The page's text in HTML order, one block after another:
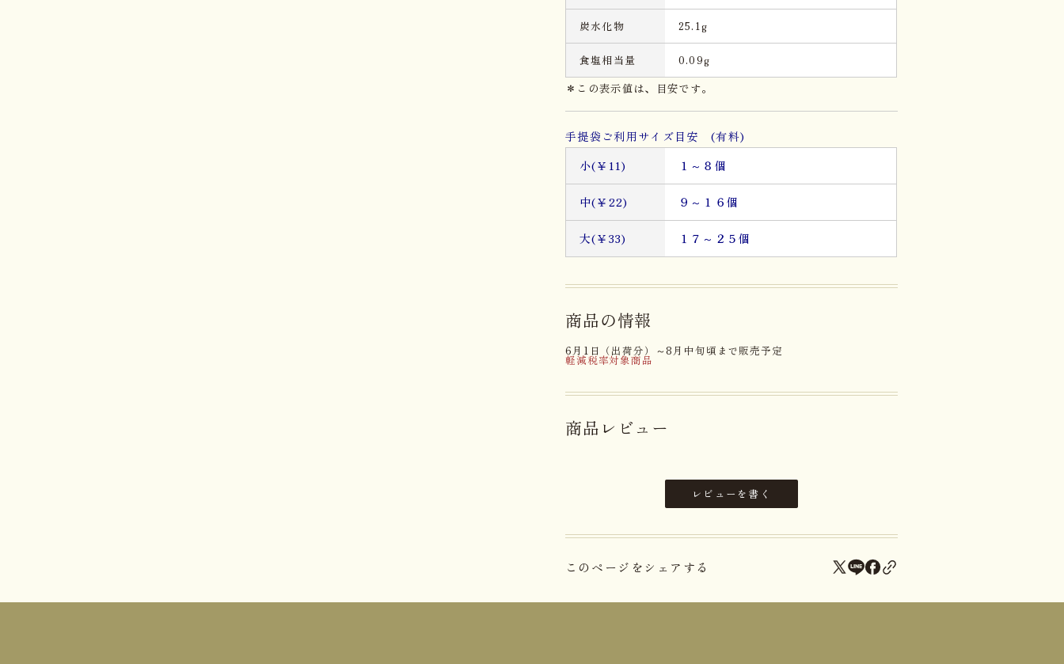
炭水化物 25.1g
食塩相当量 0.09g
＊この表示値は、目安です。
手提袋ご利用サイズ目安 (有料)
小(￥11)
１～８個
中(￥22) ９～１６個
大(￥33) １７～２５個
商品の情報
6月1日（出荷分）～8月中旬頃まで販売予定
軽減税率対象商品
商品レビュー
レビューを書く
このページをシェアする